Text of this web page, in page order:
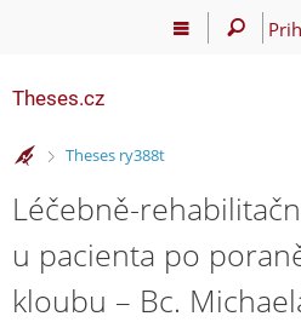
Theses.cz
>
Theses ry388t
Léčebně-
u pacienta po
kloubu – Bc.